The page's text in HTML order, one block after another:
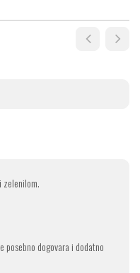
zelenilom.
dogovara i dodatno